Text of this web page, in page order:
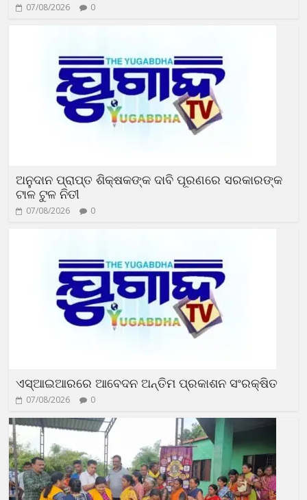
07/08/2026 0
ଅନୁଦାନ ପ୍ରାପ୍ତ ଶିକ୍ଷକଙ୍କ ଦାବି ପୂରଣରେ ସରକାରଙ୍କ
ଟାଳ ଟୁଳ ନିତୀ
07/08/2026 0
ଏସ୍‌ଆଇଆରରେ ଆବେଦନ ଅନ୍ତିମ ପ୍ରକାଶନ ସଂରକ୍ଷିତ
07/08/2026 0